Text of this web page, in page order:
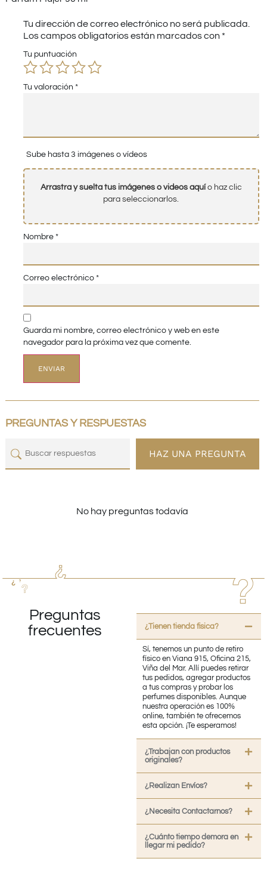
Tu dirección de correo electrónico no será publicada.
Los campos obligatorios están marcados con *
Tu puntuación
Tu valoración *
Sube hasta 3 imágenes o vídeos
Arrastra y suelta tus imágenes o videos aquío haz clic
para seleccionarlos.
Nombre *
Correo electrónico *
Guarda mi nombre, correo electrónico y web en este
navegador para la próxima vez que comente.
PREGUNTAS Y RESPUESTAS
HAZ UNA PREGUNTA
No hay preguntas todavía
Preguntas
frecuentes
¿Tienen tienda fisica?
Sí, tenemos un punto de retiro
físico en Viana 915, Oficina 215,
Viña del Mar. Allí puedes retirar
tus pedidos, agregar productos
a tus compras y probar los
perfumes disponibles. Aunque
nuestra operación es 100%
online, también te ofrecemos
esta opción. ¡Te esperamos!
¿Trabajan con productos
originales?
¿Realizan Envíos?
¿Necesita Contactarnos?
¿Cuánto tiempo demora en
llegar mi pedido?